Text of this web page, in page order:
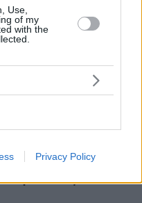
Use,
of my
with the
Privacy Policy
έγινε ο πιο
στην Ελλάδα
κατάφερε να
τα ρούχα σας σαν